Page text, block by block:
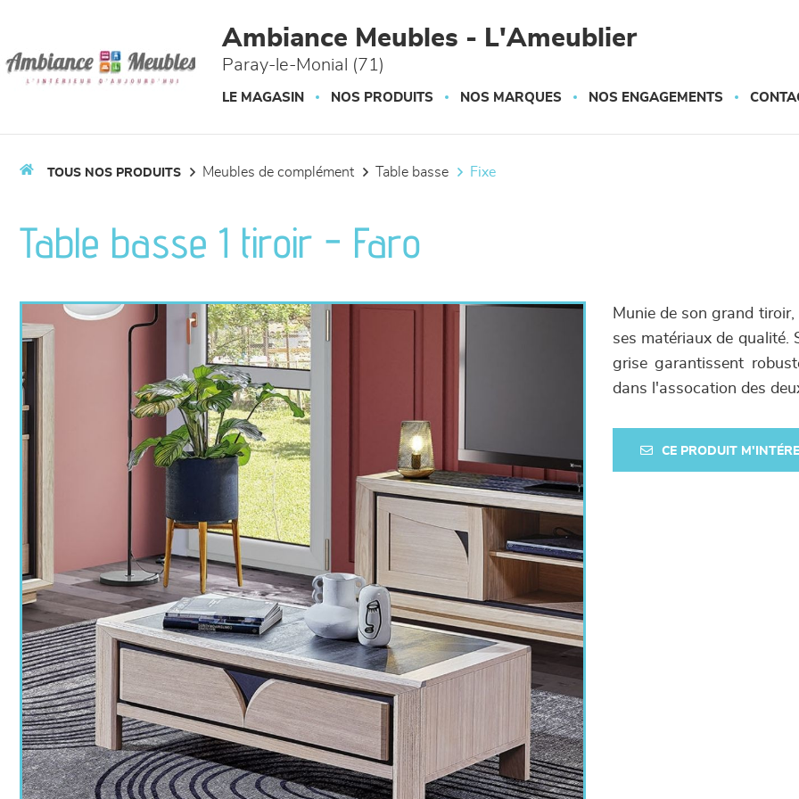
Ambiance Meubles - L'Ameublier
Paray-le-Monial (71)
LE MAGASIN NOS PRODUITS NOS MARQUES NOS ENGAGEMENTS
TOUS NOS PRODUITS meubles de complément table basse fixe
Table basse 1 tiroir - Faro
Munie de son grand
ses matériaux de qualité.
grise garantissent
dans l'assocation des
CE PRODUIT